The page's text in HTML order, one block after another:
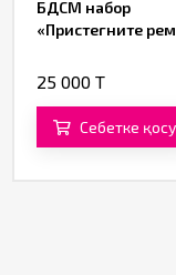
БДСМ набор
«Пристегните
25 000 T
Себетке қосу